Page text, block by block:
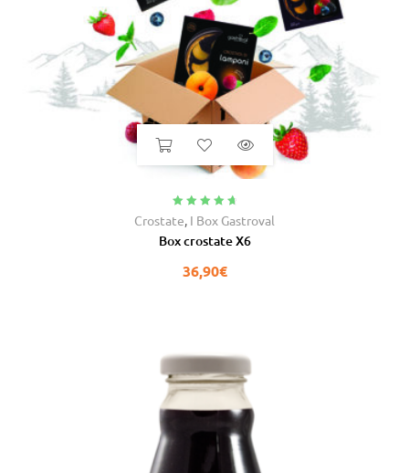
Valutato
4.91
Crostate, I Box Gastroval
Box crostate X6
36,90€